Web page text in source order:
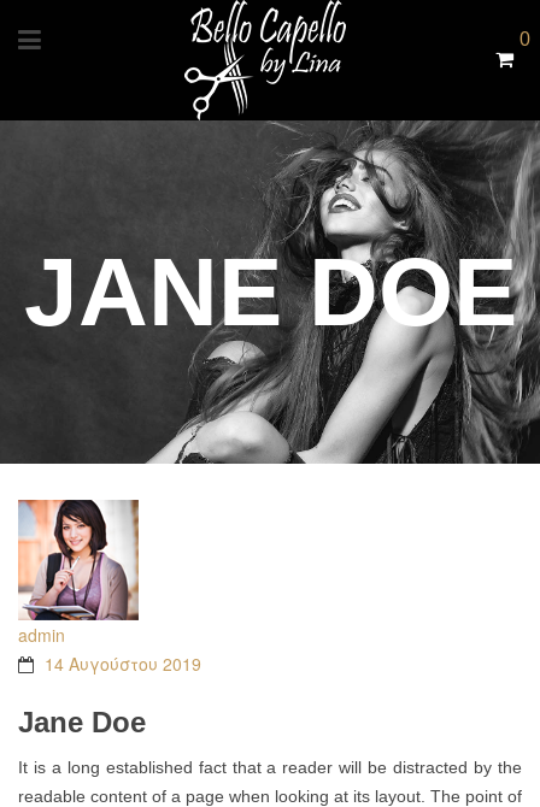
0
JANE DOE
admin
14 Αυγούστου 2019
Jane Doe
It is a long established fact that a reader will be distracted by the
readable content of a page when looking at its layout. The point of